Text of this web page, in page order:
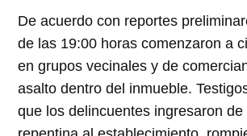
De acuerdo con reportes
de las 19:00 horas comenzaron a
en grupos vecinales y de
asalto dentro del inmueble.
que los delincuentes ingresaron de